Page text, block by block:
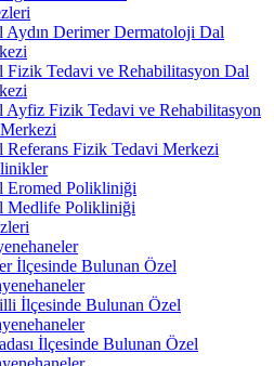
Aydın Derimer Dermatoloji Dal
Fizik Tedavi ve Rehabilitasyon Dal
Ayfiz Fizik Tedavi ve Rehabilitasyon
Referans Fizik Tedavi Merkezi
Eromed Polikliniği
Medlife Polikliniği
İlçesinde Bulunan Özel
İlçesinde Bulunan Özel
İlçesinde Bulunan Özel